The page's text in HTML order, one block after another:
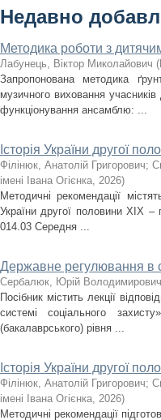
Недавно
Методика роботи з
Лабунець, Віктор Миколайович (
Запропонована методика
музичного виховання
функціонування ансамблю: ...
Історія України другої
Філінюк, Анатолій Григорович;
імені Івана Огієнка, 2026)
Методичні рекомендації
України другої половини ХІХ –
014.03 Середня ...
Державне регулювання в
Сербалюк, Юрій Володимирович
Посібник містить лекції
системі соціального
(бакалаврського) рівня ...
Історія України другої
Філінюк, Анатолій Григорович;
імені Івана Огієнка, 2026)
Методичні рекомендації